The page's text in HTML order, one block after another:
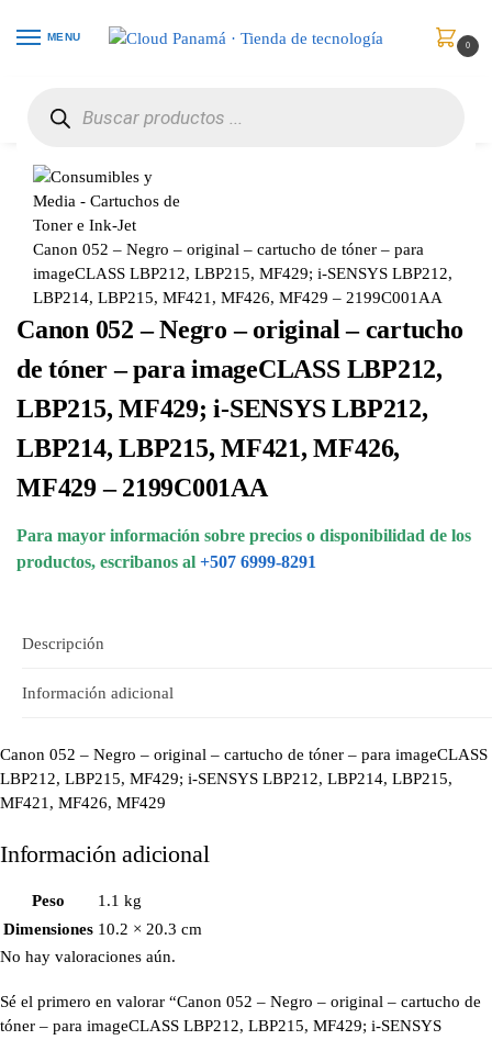
MENU
0
Canon 052 – Negro – original – cartucho de tóner – para
imageCLASS LBP212, LBP215, MF429; i-SENSYS LBP212,
LBP214, LBP215, MF421, MF426, MF429 – 2199C001AA
Canon 052 – Negro – original – cartucho
de tóner – para imageCLASS LBP212,
LBP215, MF429; i-SENSYS LBP212,
LBP214, LBP215, MF421, MF426,
MF429 – 2199C001AA
Para mayor información sobre precios o disponibilidad de los
productos, escribanos al +507 6999-8291
Descripción
Información adicional
Canon 052 – Negro – original – cartucho de tóner – para imageCLASS
LBP212, LBP215, MF429; i-SENSYS LBP212, LBP214, LBP215,
MF421, MF426, MF429
Información adicional
Peso
1.1 kg
Dimensiones 10.2 × 20.3 cm
No hay valoraciones aún.
Sé el primero en valorar “Canon 052 – Negro – original – cartucho de
tóner – para imageCLASS LBP212, LBP215, MF429; i-SENSYS